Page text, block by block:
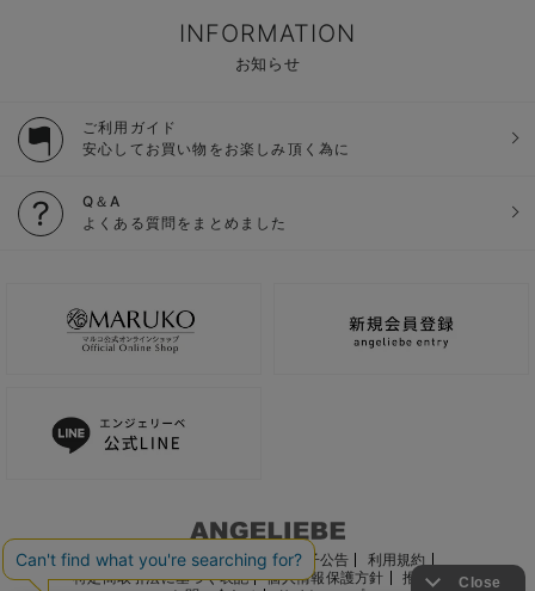
INFORMATION
お知らせ
ご利用ガイド
安心してお買い物をお楽しみ頂く為に
Q＆A
よくある質問をまとめました
ご利用ガイド 会社概要 電子公告
利用規約
特定商取引法に基づく表記
個人情報保護方針
推奨環境